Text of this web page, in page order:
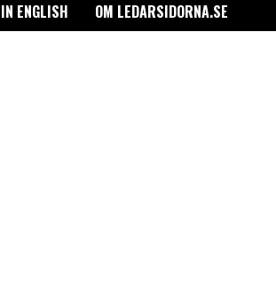
IN ENGLISH OM LEDARSIDORNA.SE